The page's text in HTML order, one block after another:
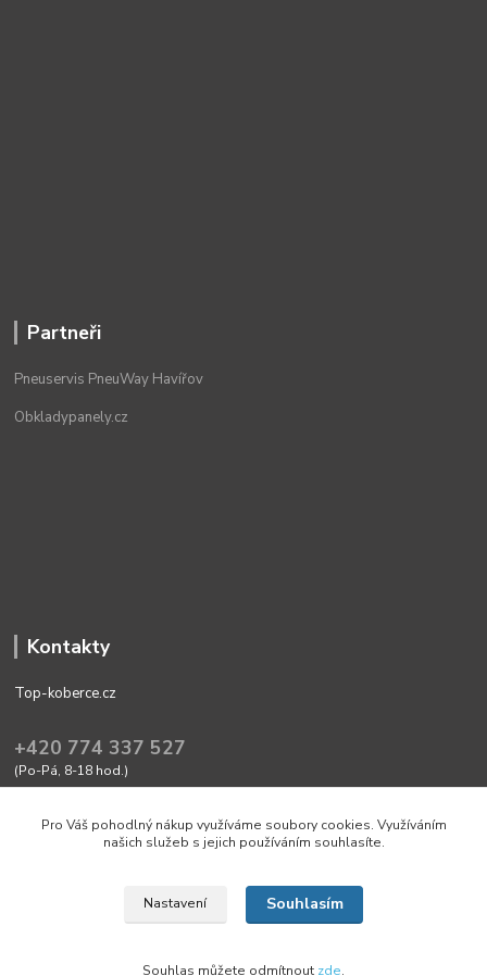
Partneři
Pneuservis PneuWay Havířov
Obkladypanely.cz
Kontakty
Top-koberce.cz
+420 774 337 527
(Po-Pá, 8-18 hod.)
Friendly shop with quality goods Top-koberce.cz
Pro Váš pohodlný nákup využíváme soubory cookies. Využíváním
našich služeb s jejich používáním souhlasíte.
Nastavení Souhlasím
Souhlas můžete odmítnout zde.